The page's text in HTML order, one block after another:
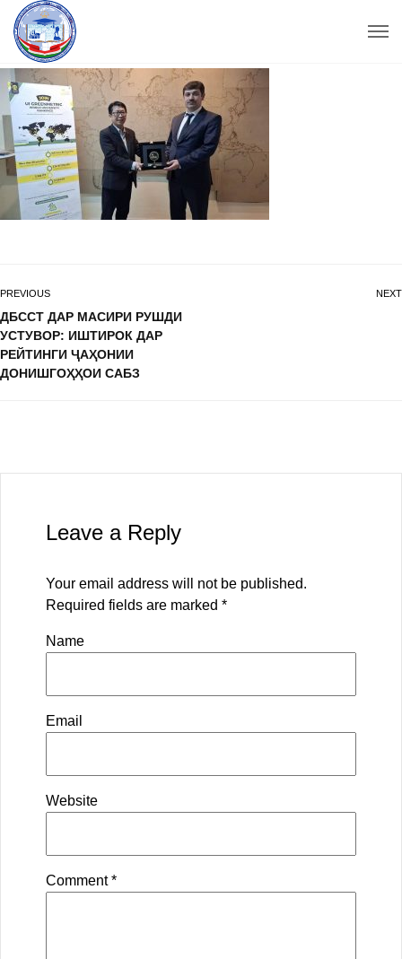
PREVIOUS
ДБССТ ДАР МАСИРИ РУШДИ
УСТУВОР: ИШТИРОК ДАР
РЕЙТИНГИ ҶАҲОНИИ
ДОНИШГОҲҲОИ САБЗ
NEXT
Leave a Reply
Your email address will not be published.
Required fields are marked *
Name
Email
Website
Comment*